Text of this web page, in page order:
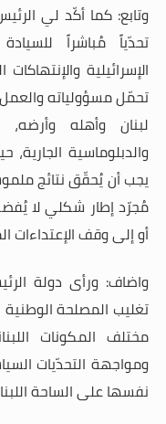
وتابع: كما أكّد لي
تحدّياً مُباشراً للسيادة
الإسرائيلية
تحمّل مسؤولياته
لبنان وأهله
والدبلوماسية
يجب أن يُحقّق نتائج
مُجرّد إطار شكلي لا
أو إلى وقف الإعتداءات
واضاف: ورأى دولة
تغليب المصلحة الوطنية
مختلف المكونات
ومواجهة التحدّيات
نفسها على الساحة